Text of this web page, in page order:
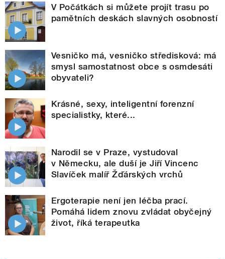
V Počátkách si můžete projít trasu po
pamětních deskách slavných osobností
Vesničko má, vesničko středisková: má
smysl samostatnost obce s osmdesáti
obyvateli?
Krásné, sexy, inteligentní forenzní
specialistky, které...
Narodil se v Praze, vystudoval
v Německu, ale duší je Jiří Vincenc
Slavíček malíř Žďárských vrchů
Ergoterapie není jen léčba prací.
Pomáhá lidem znovu zvládat obyčejný
život, říká terapeutka